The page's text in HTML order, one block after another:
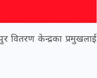
वितरण केन्द्रका प्रमुखलाई